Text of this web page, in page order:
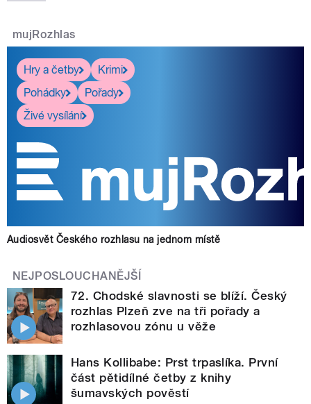
mujRozhlas
Hry a četby
Krimi
Pohádky
Pořady
Živé vysílání
Audiosvět Českého rozhlasu na jednom místě
NEJPOSLOUCHANĚJŠÍ
72. Chodské slavnosti se blíží. Český
rozhlas Plzeň zve na tři pořady a
rozhlasovou zónu u věže
Hans Kollibabe: Prst trpaslíka. První
část pětidílné četby z knihy
šumavských pověstí